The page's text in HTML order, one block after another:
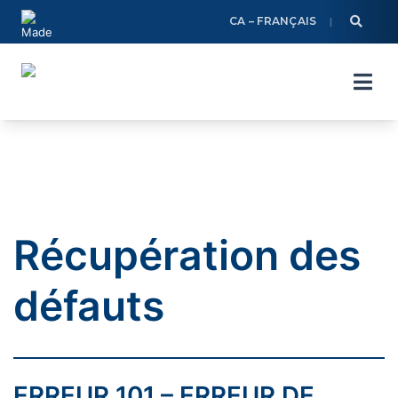
Skip
content
CA – FRANÇAIS
Récupération des
défauts